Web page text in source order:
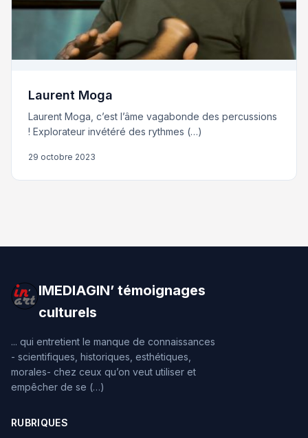
Laurent Moga
Laurent Moga, c’est l’âme vagabonde des percussions
! Explorateur invétéré des rythmes (…)
29 octobre 2023
IMEDIAGIN’ témoignages
culturels
... qui entretient le manque de connaissances
- scientifiques, historiques, esthétiques,
morales- chez ceux qu’on veut utiliser et
empêcher de se (…)
RUBRIQUES